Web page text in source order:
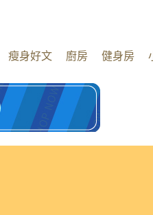
瘦身好文 廚房 健身房